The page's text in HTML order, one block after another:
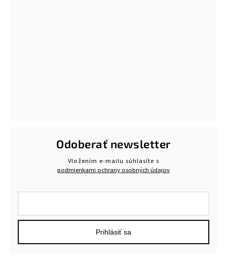
Odoberať newsletter
Vložením e-mailu súhlasíte s
podmienkami ochrany osobných údajov
Prihlásiť sa